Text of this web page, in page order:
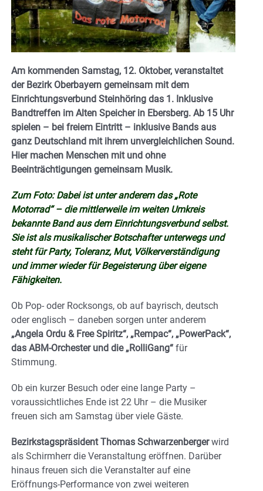
Am kommenden Samstag, 12. Oktober, veranstaltet
der Bezirk Oberbayern gemeinsam mit dem
Einrichtungsverbund Steinhöring das 1. Inklusive
Bandtreffen im Alten Speicher in Ebersberg. Ab 15 Uhr
spielen – bei freiem Eintritt – inklusive Bands aus
ganz Deutschland mit ihrem unvergleichlichen Sound.
Hier machen Menschen mit und ohne
Beeinträchtigungen gemeinsam Musik.
Zum Foto: Dabei ist unter anderem das „Rote
Motorrad“ – die mittlerweile im weiten Umkreis
bekannte Band aus dem Einrichtungsverbund selbst.
Sie ist als musikalischer Botschafter unterwegs und
steht für Party, Toleranz, Mut, Völkerverständigung
und immer wieder für Begeisterung über eigene
Fähigkeiten.
Ob Pop- oder Rocksongs, ob auf bayrisch, deutsch
oder englisch – daneben sorgen unter anderem
„Angela Ordu & Free Spiritz“, „Rempac“, „PowerPack“,
das ABM-Orchester und die „RolliGang“ für
Stimmung.
Ob ein kurzer Besuch oder eine lange Party –
voraussichtliches Ende ist 22 Uhr – die Musiker
freuen sich am Samstag über viele Gäste.
Bezirkstagspräsident Thomas Schwarzenbergerwird
als Schirmherr die Veranstaltung eröffnen. Darüber
hinaus freuen sich die Veranstalter auf eine
Eröffnungs-Performance von zwei weiteren